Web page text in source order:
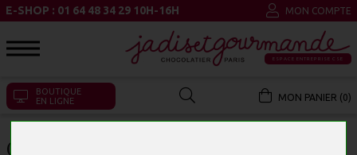
E-SHOP : 01 64 48 34 29 10H-16H MON COMPTE
ESPACE ENTREPRISE CSE
BOUTIQUE
EN LIGNE
MON PANIER (0)
COFFRET FÉERIE T6